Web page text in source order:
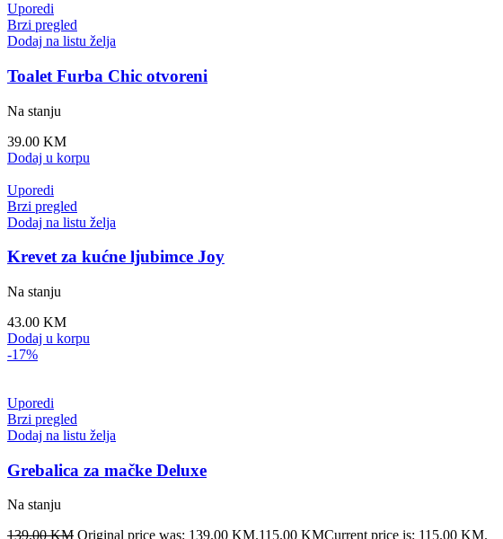
Uporedi
Brzi pregled
Dodaj na listu želja
Toalet Furba Chic otvoreni
Na stanju
39.00 KM
Dodaj u korpu
Uporedi
Brzi pregled
Dodaj na listu želja
Krevet za kućne ljubimce Joy
Na stanju
43.00 KM
Dodaj u korpu
-17%
Uporedi
Brzi pregled
Dodaj na listu želja
Grebalica za mačke Deluxe
Na stanju
139.00KM Original price was: 139.00 KM.115.00 KMCurrent price is: 115.00 KM.